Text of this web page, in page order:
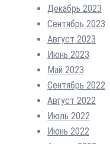
Декабрь 2023
Сентябрь 2023
Август 2023
Июнь 2023
Май 2023
Сентябрь 2022
Август 2022
Июль 2022
Июнь 2022